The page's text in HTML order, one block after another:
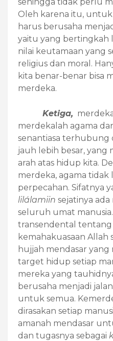
Oleh karena itu, untuk
harus berusaha
yaitu yang bertingkah
nilai keutamaan yang
religius dan moral.
kita benar-benar bisa
merdeka.
Ketiga,
merdekalah agama
senantiasa terhubung
jauh lebih besar,
arah atas hidup kita.
merdeka, agama tidak
perpecahan. Sifatnya
lilálamiin sejatinya
seluruh umat manusia.
transendental tentang
kemahakuasaan Allah
hujjah mendasar yang
target hidup setiap
mereka yang
berusaha menjadi
untuk semua.
dirasakan setiap
amanah mendasar
dan tugasnya sebagai